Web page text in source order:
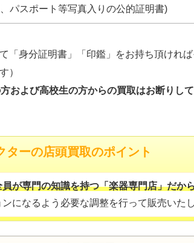
、パスポート等写真入りの公的証明書)
「身分証明書」「印鑑」をお持ち頂けれ
）
方および高校生の方からの買取はお断りし
ターの店頭買取のポイント
が専門の知識を持つ「楽器専門店」だか
になるよう必要な調整を行って販売いたし